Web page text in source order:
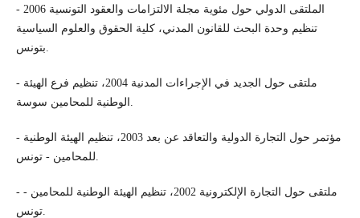
- الملتقى الدولي حول مئوية مجلة الالتزامات والعقود التونسية 2006
تنظيم وحدة البحث للقانون المدني، كلية الحقوق والعلوم السياسية
- ملتقى حول الجديد في الإجراءات المدنية 2004، تنظيم فرع الهيئة
- مؤتمر حول التجارة الدولية والتعاقد عن بعد 2003، تنظيم الهيئة الوطنية
- ملتقى حول التجارة الإلكترونية 2002، تنظيم الهيئة الوطنية للمحامين -
تونس.